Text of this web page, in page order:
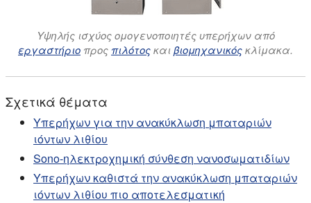
Υψηλής ισχύος ομογενοποιητές υπερήχων από
εργαστήριο προς πιλότοςκαι βιομηχανικόςκλίμακα.
Σχετικά θέματα
Υπερήχων για την ανακύκλωση μπαταριών
ιόντων λιθίου
Sono-ηλεκτροχημική σύνθεση νανοσωματιδίων
Υπερήχων καθιστά την ανακύκλωση μπαταριών
ιόντων λιθίου πιο αποτελεσματική